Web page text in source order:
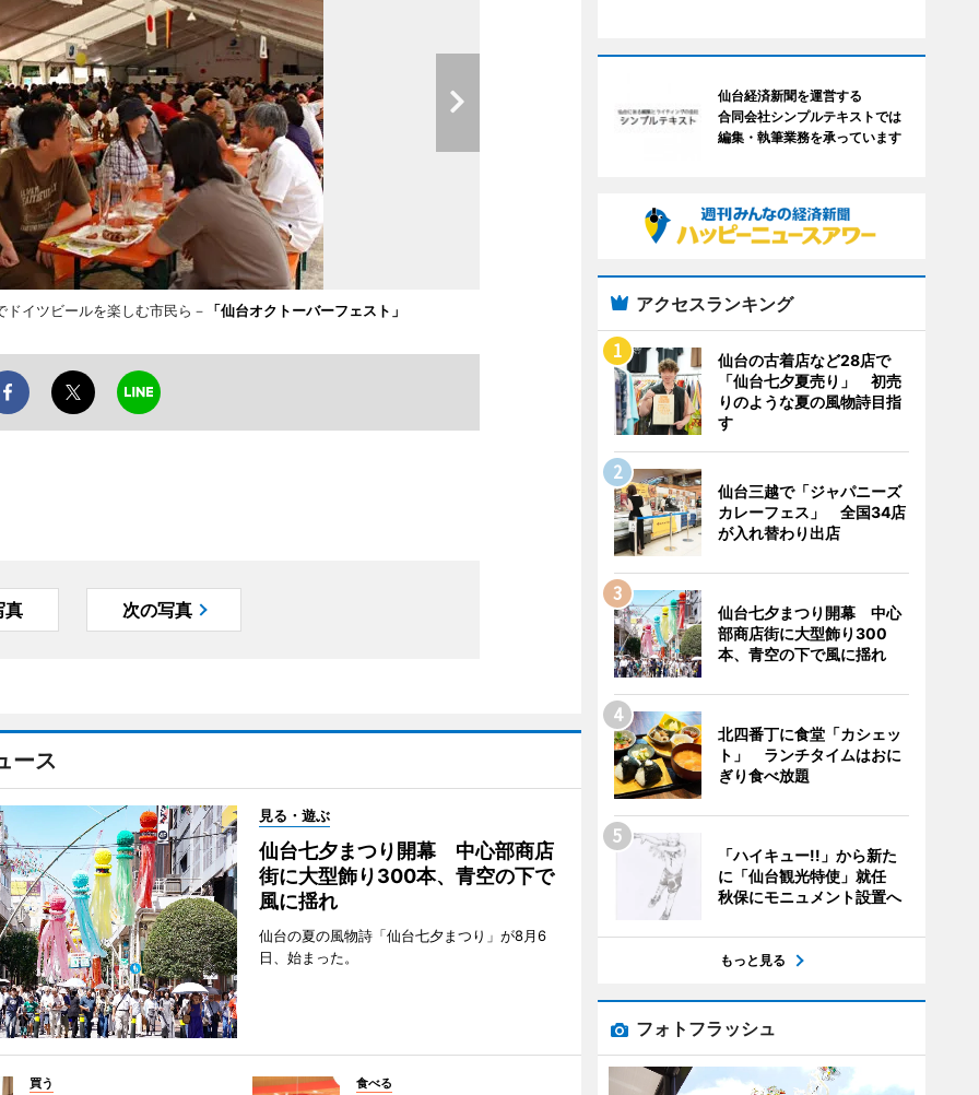
イツビールを楽しむ市民ら－ 「仙台オクトーバーフェスト」
真 次の写真
ース
見る・遊ぶ
仙台七夕まつり開幕 中心部商店
街に大型飾り300本、青空の下で
風に揺れ
仙台の夏の風物詩「仙台七夕まつり」が8月6
日、始まった。
買う 食べる
仙台経済新聞を運営する
合同会社シンプルテキストでは
編集・執筆業務を承っています
アクセスランキング
仙台の古着店など28店で
「仙台七夕夏売り」 初売
りのような夏の風物詩目指
す
仙台三越で「ジャパニーズ
カレーフェス」 全国34店
が入れ替わり出店
仙台七夕まつり開幕 中心
部商店街に大型飾り300
本、青空の下で風に揺れ
北四番丁に食堂「カシェッ
ト」 ランチタイムはおに
ぎり食べ放題
「ハイキュー!!」から新た
に「仙台観光特使」就任
秋保にモニュメント設置へ
もっと見る
フォトフラッシュ